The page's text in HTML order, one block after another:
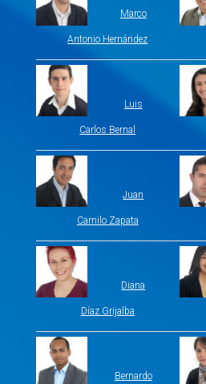
Marco
Antonio Hernández
Luis
Carlos Bernal
Juan
Camilo Zapata
Diana
Díaz Grijalba
Bernardo